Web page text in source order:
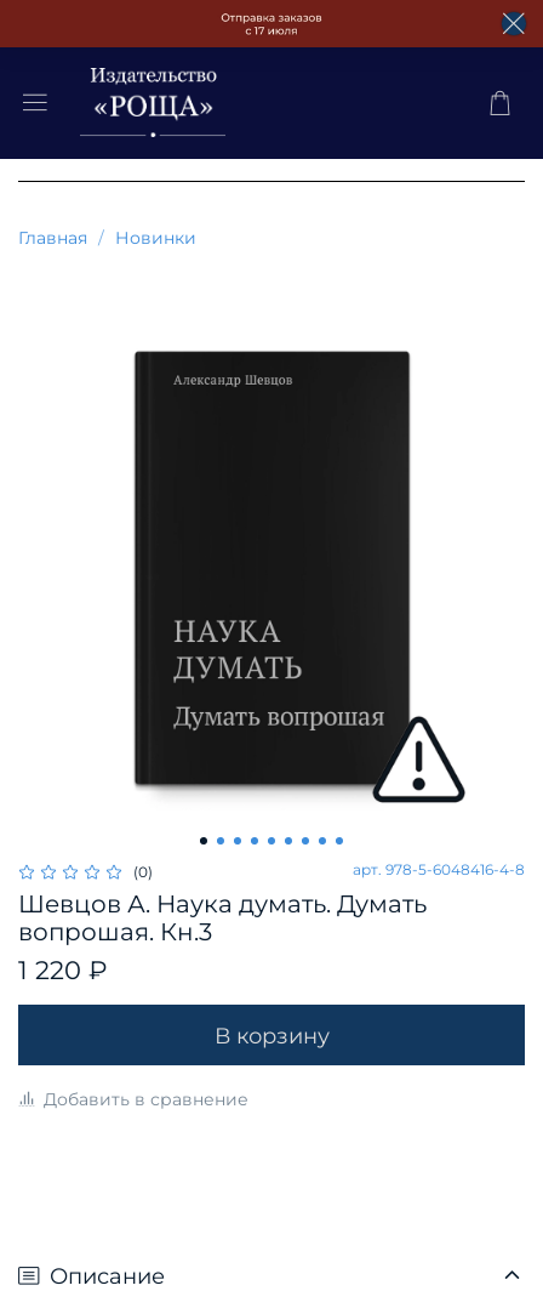
Главная Новинки
(0) арт. 978-5-6048416-4-8
Шевцов А. Наука думать. Думать
вопрошая. Кн.3
1 220 ₽
В корзину
Добавить в сравнение
Описание